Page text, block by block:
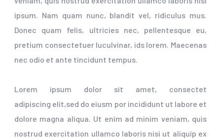
ipsum. Nam quam nunc, blandit vel, ridiculus mus.
Donec quam felis, ultricies nec, pellentesque eu,
pretium consectetuer luculvinar, ids lorem. Maecenas
nec odio et ante tincidunt tempus.
Lorem ipsum dolor sit amet, consectet
adipiscing elit,sed do eiusm por incididunt ut labore et
dolore magna aliqua. Ut enim ad minim veniam, quis
nostrud exercitation ullamco laboris nisi ut aliquip ex